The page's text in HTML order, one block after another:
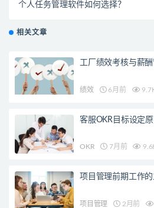
个人任务管理软件如何选择？
相关文章
工厂绩效考核与薪
绩效 6月前
客服OKR目标设定
OKR 7月前
项目管理前期工作
项目管理 2月前